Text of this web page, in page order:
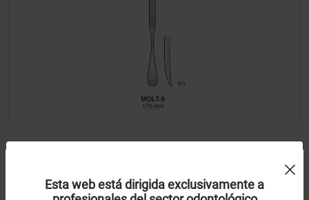
BontempiEsta web está dirigida exclusivamente a